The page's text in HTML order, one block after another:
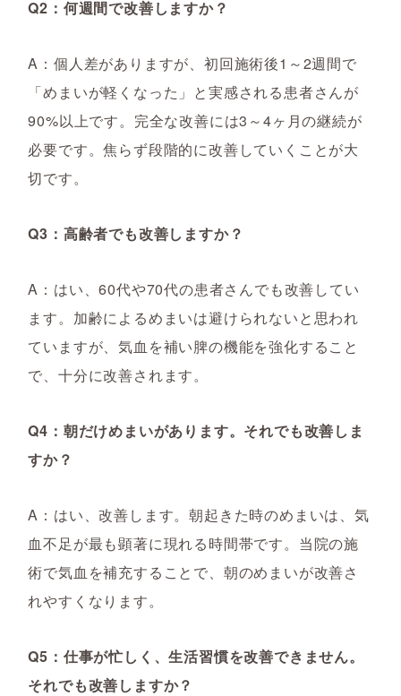
Q2：何週間で改善しますか？
A：個人差がありますが、初回施術後1～2週間で
「めまいが軽くなった」と実感される患者さんが
90%以上です。完全な改善には3～4ヶ月の継続が
必要です。焦らず段階的に改善していくことが大
切です。
Q3：高齢者でも改善しますか？
A：はい、60代や70代の患者さんでも改善してい
ます。加齢によるめまいは避けられないと思われ
ていますが、気血を補い脾の機能を強化すること
で、十分に改善されます。
Q4：朝だけめまいがあります。それでも改善しま
すか？
A：はい、改善します。朝起きた時のめまいは、気
血不足が最も顕著に現れる時間帯です。当院の施
術で気血を補充することで、朝のめまいが改善さ
れやすくなります。
Q5：仕事が忙しく、生活習慣を改善できません。
それでも改善しますか？